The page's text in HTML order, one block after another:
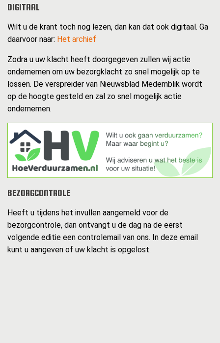
DIGITAAL
Wilt u de krant toch nog lezen, dan kan dat ook digitaal. Ga
daarvoor naar: Het archief
Zodra u uw klacht heeft doorgegeven zullen wij actie
ondernemen om uw bezorgklacht zo snel mogelijk op te
lossen. De verspreider van Nieuwsblad Medemblik wordt
op de hoogte gesteld en zal zo snel mogelijk actie
ondernemen.
BEZORGCONTROLE
Heeft u tijdens het invullen aangemeld voor de
bezorgcontrole, dan ontvangt u de dag na de eerst
volgende editie een controlemail van ons. In deze email
kunt u aangeven of uw klacht is opgelost.